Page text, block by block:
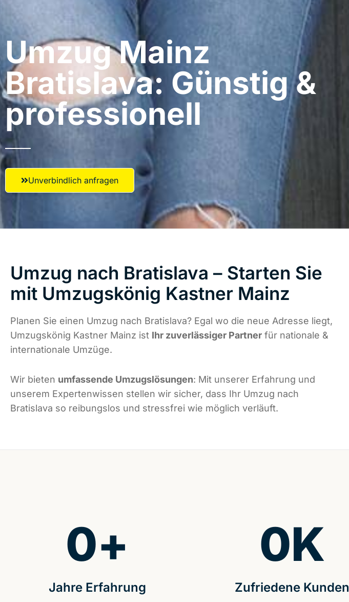
Umzug Mainz​
Bratislava: Günstig &
professionell​
Unverbindlich anfragen
Umzug nach Bratislava – Starten Sie
mit Umzugskönig Kastner Mainz
Planen Sie einen Umzug nach Bratislava? Egal wo die neue Adresse liegt,
Umzugskönig Kastner Mainz ist Ihr zuverlässiger Partner für nationale &
internationale Umzüge.
Wir bieten umfassende Umzugslösungen: Mit unserer Erfahrung und
unserem Expertenwissen stellen wir sicher, dass Ihr Umzug nach
Bratislava so reibungslos und stressfrei wie möglich verläuft.
Jahre Erfahrung
0+
Zufriedene Kunden
0K